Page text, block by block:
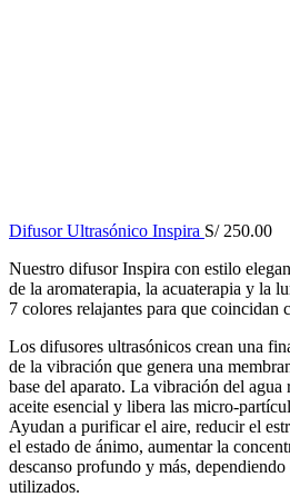
Difusor Ultrasónico Inspira S/250.00
Nuestro difusor Inspira con estilo
de la aromaterapia, la acuaterapia y la
7 colores relajantes para que coincidan
Los difusores ultrasónicos crean una
de la vibración que genera una
base del aparato. La vibración del agua
aceite esencial y libera las micro-
Ayudan a purificar el aire, reducir el
el estado de ánimo, aumentar la
descanso profundo y más, dependiendo
utilizados.